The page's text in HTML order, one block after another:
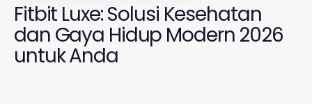
Fitbit Luxe: Solusi Kesehatan
dan Gaya Hidup Modern 2026
untuk Anda